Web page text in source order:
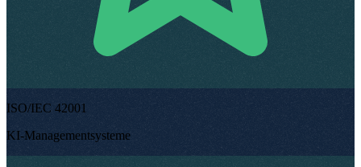
ISO/IEC 42001
KI-Managementsysteme